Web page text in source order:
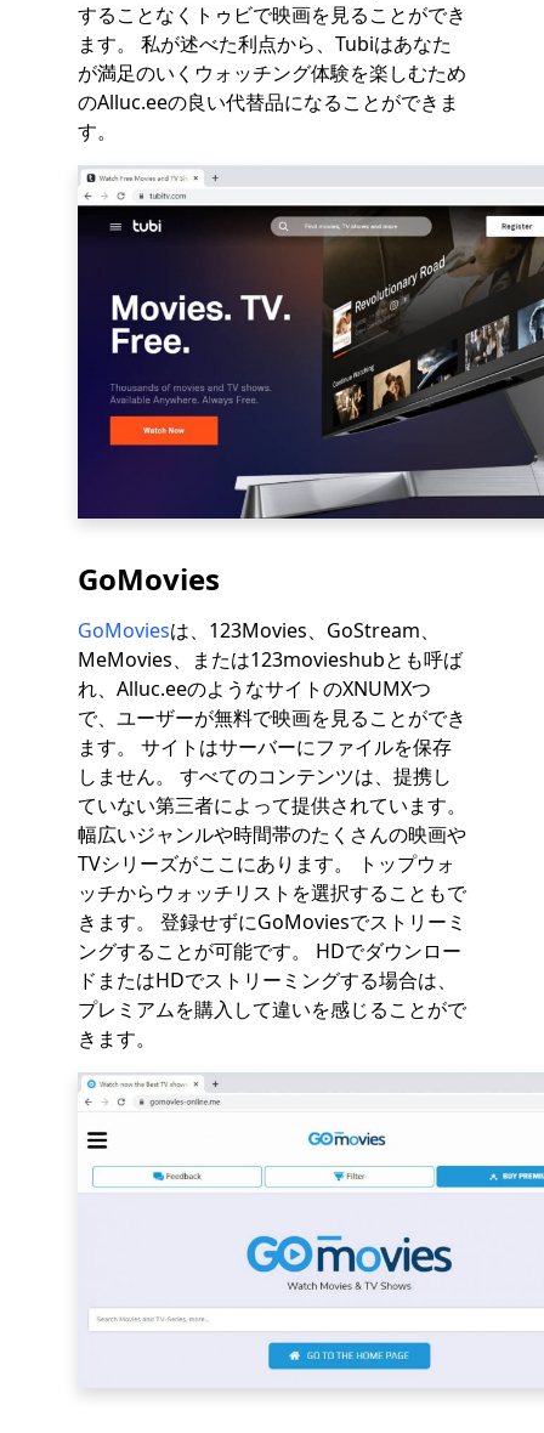
することなくトゥビで映画を見ることができ
ます。 私が述べた利点から、Tubiはあなた
が満足のいくウォッチング体験を楽しむため
のAlluc.eeの良い代替品になることができま
す。
GoMovies
GoMoviesは、123Movies、GoStream、
MeMovies、または123movieshubとも呼ば
れ、Alluc.eeのようなサイトのXNUMXつ
で、ユーザーが無料で映画を見ることができ
ます。 サイトはサーバーにファイルを保存
しません。 すべてのコンテンツは、提携し
ていない第三者によって提供されています。
幅広いジャンルや時間帯のたくさんの映画や
TVシリーズがここにあります。 トップウォ
ッチからウォッチリストを選択することもで
きます。 登録せずにGoMoviesでストリーミ
ングすることが可能です。 HDでダウンロー
ドまたはHDでストリーミングする場合は、
プレミアムを購入して違いを感じることがで
きます。